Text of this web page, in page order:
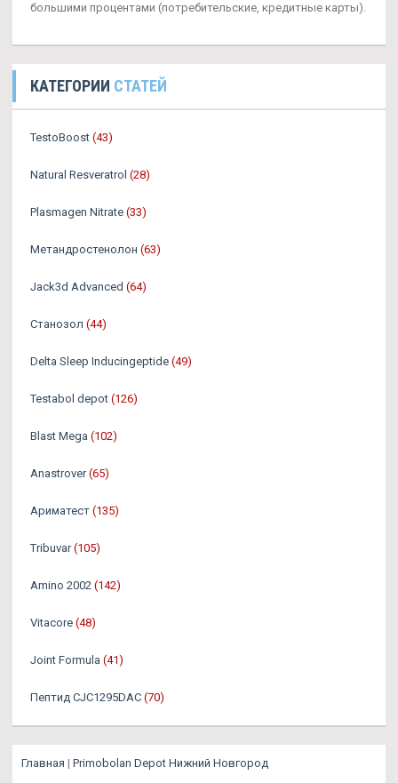
большими процентами (потребительские, кредитные карты).
КАТЕГОРИИ СТАТЕЙ
TestoBoost (43)
Natural Resveratrol (28)
Plasmagen Nitrate (33)
Метандростенолон (63)
Jack3d Advanced (64)
Станозол (44)
Delta Sleep Inducingeptide (49)
Testabol depot (126)
Blast Mega (102)
Anastrover (65)
Ариматест (135)
Tribuvar (105)
Amino 2002 (142)
Vitacore (48)
Joint Formula (41)
Пептид CJC1295DAC (70)
Главная | Primobolan Depot Нижний Новгород